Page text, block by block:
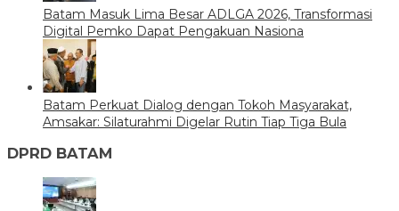
Batam Masuk Lima Besar ADLGA 2026, Transformasi
Digital Pemko Dapat Pengakuan Nasiona
Batam Perkuat Dialog dengan Tokoh Masyarakat,
Amsakar: Silaturahmi Digelar Rutin Tiap Tiga Bula
DPRD BATAM